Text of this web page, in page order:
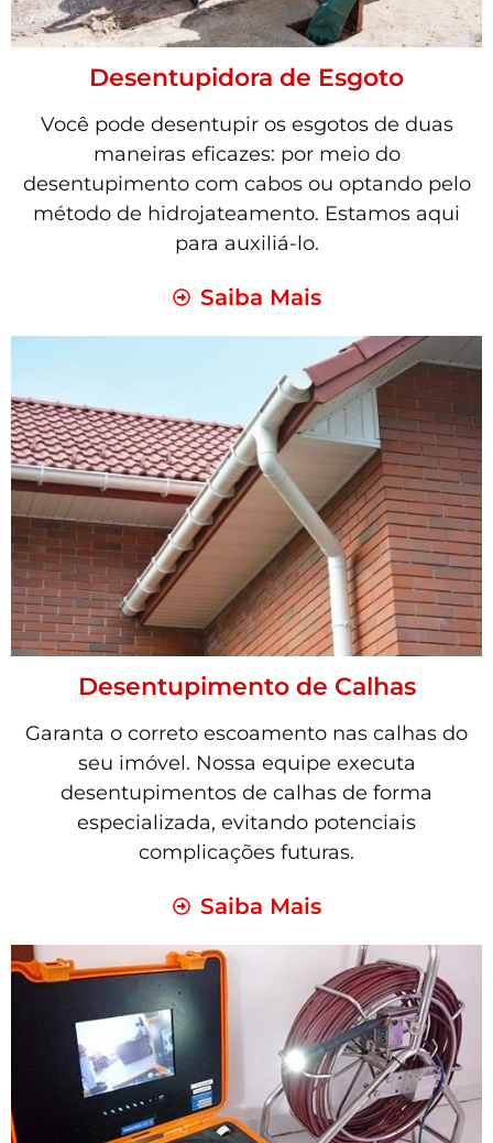
Desentupidora de Esgoto
Você pode desentupir os esgotos de duas
maneiras eficazes: por meio do
desentupimento com cabos ou optando pelo
método de hidrojateamento. Estamos aqui
para auxiliá-lo.
Saiba Mais
Desentupimento de Calhas
Garanta o correto escoamento nas calhas do
seu imóvel. Nossa equipe executa
desentupimentos de calhas de forma
especializada, evitando potenciais
complicações futuras.
Saiba Mais